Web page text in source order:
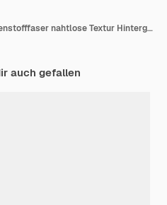
Schwarze diagonale Kohlenstofffaser nahtlose Textur Hintergrund-Vektor-Illustration
auch gefallen